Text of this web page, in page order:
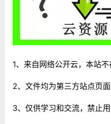
1、来自网络公开云，本站不
2、文件均为第三方站点页面
3、仅供学习和交流，禁止用